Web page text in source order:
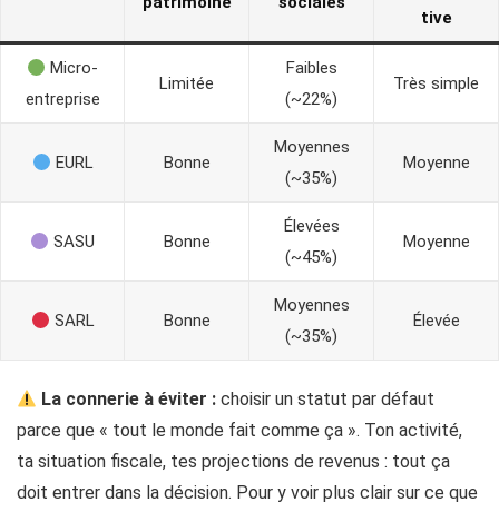
tive
Micro-
entreprise
Limitée
Faibles
(~22%)
Très simple
EURL Bonne
Moyennes
(~35%)
Moyenne
SASU Bonne
Élevées
(~45%)
Moyenne
SARL Bonne
Moyennes
(~35%)
Élevée
La connerie à éviter : choisir un statut par défaut
parce que « tout le monde fait comme ça ». Ton activité,
ta situation fiscale, tes projections de revenus : tout ça
doit entrer dans la décision. Pour y voir plus clair sur ce que